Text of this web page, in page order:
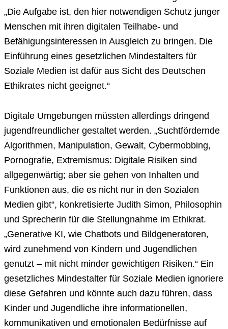
„Die Aufgabe ist, den hier notwendigen Schutz junger
Menschen mit ihren digitalen Teilhabe- und
Befähigungsinteressen in Ausgleich zu bringen. Die
Einführung eines gesetzlichen Mindestalters für
Soziale Medien ist dafür aus Sicht des Deutschen
Ethikrates nicht geeignet.“
Digitale Umgebungen müssten allerdings dringend
jugendfreundlicher gestaltet werden. „Suchtfördernde
Algorithmen, Manipulation, Gewalt, Cybermobbing,
Pornografie, Extremismus: Digitale Risiken sind
allgegenwärtig; aber sie gehen von Inhalten und
Funktionen aus, die es nicht nur in den Sozialen
Medien gibt“, konkretisierte Judith Simon, Philosophin
und Sprecherin für die Stellungnahme im Ethikrat.
„Generative KI, wie Chatbots und Bildgeneratoren,
wird zunehmend von Kindern und Jugendlichen
genutzt – mit nicht minder gewichtigen Risiken.“ Ein
gesetzliches Mindestalter für Soziale Medien ignoriere
diese Gefahren und könnte auch dazu führen, dass
Kinder und Jugendliche ihre informationellen,
kommunikativen und emotionalen Bedürfnisse auf